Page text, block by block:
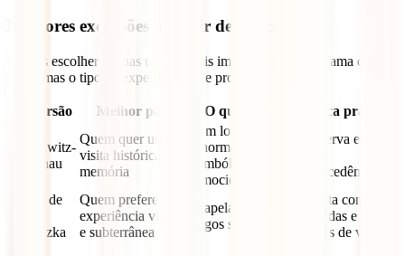
Melhores excursões a partir de Cracóvia
Se vais escolher apenas uma, o mais importante não é a fama do
lugar, mas o tipo de experiência que procuras.
Excursão Melhor para O que esperar Dica prática
Auschwitz-
Birkenau
Quem quer uma
visita histórica e de
memória
Um local de
enorme peso
simbólico e
emocional
Reserva entrada
antecedência
Minas de
Wieliczka
Quem prefere uma
experiência visual
e subterrânea
Capelas, galerias e
lagos subterrâneos
Conta com
escadas e 2 a 3
horas de visita